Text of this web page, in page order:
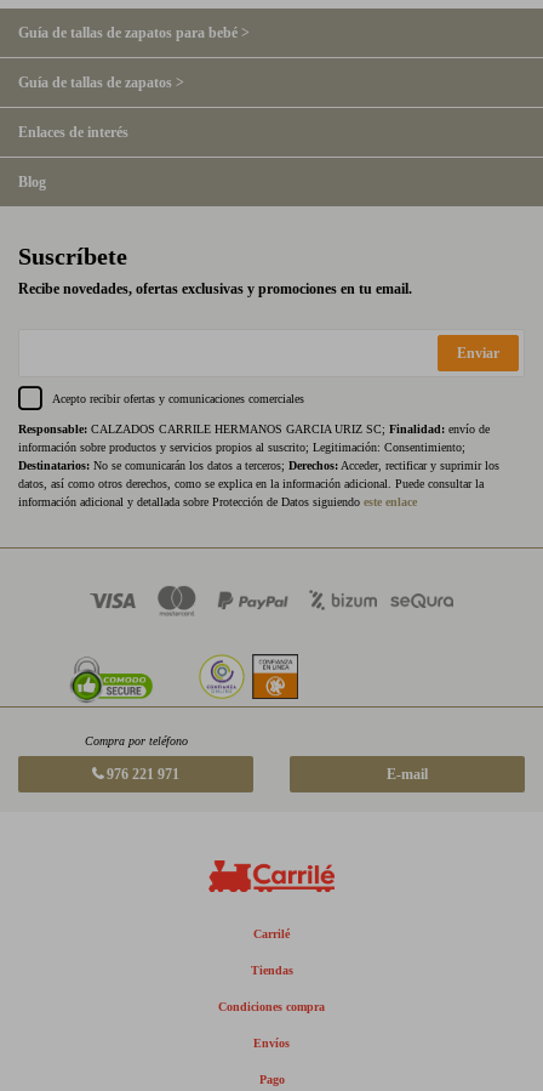
Guía de tallas de zapatos para bebé >
Guía de tallas de zapatos >
Enlaces de interés
Blog
Suscríbete
Recibe novedades, ofertas exclusivas y promociones en tu email.
Enviar
Acepto recibir ofertas y comunicaciones comerciales
Responsable: CALZADOS CARRILE HERMANOS GARCIA URIZ SC; Finalidad: envío de
información sobre productos y servicios propios al suscrito; Legitimación: Consentimiento;
Destinatarios: No se comunicarán los datos a terceros; Derechos: Acceder, rectificar y suprimir los
datos, así como otros derechos, como se explica en la información adicional. Puede consultar la
información adicional y detallada sobre Protección de Datos siguiendo este enlace
Compra por teléfono
976 221 971 E-mail
Carrilé
Tiendas
Condiciones compra
Envíos
Pago